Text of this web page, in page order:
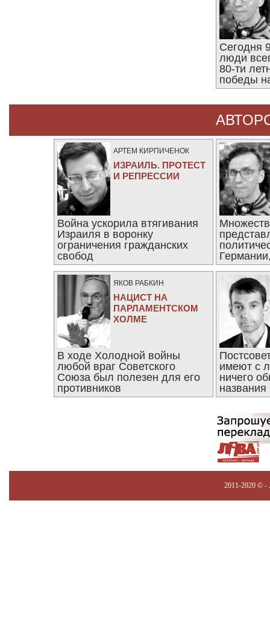
Сегодня
люди
80-ти
победы
АРТЕМ КИРПИЧЕНОК
ИЗРАИЛЬ. ПРОТЕСТ
И РЕПРЕССИИ
Война ускорила втягивания
Израиля в воронку
ограничения гражданских
свобод
ЯКОВ РАБКИН
НАЦИСТ НА
ПАРЛАМЕНТСКОМ
ХОЛМЕ
В ходе Холодной войны
любой враг Советского
Союза был полезен для его
противников
имеют с
ничего
названия
2011-2020 © -